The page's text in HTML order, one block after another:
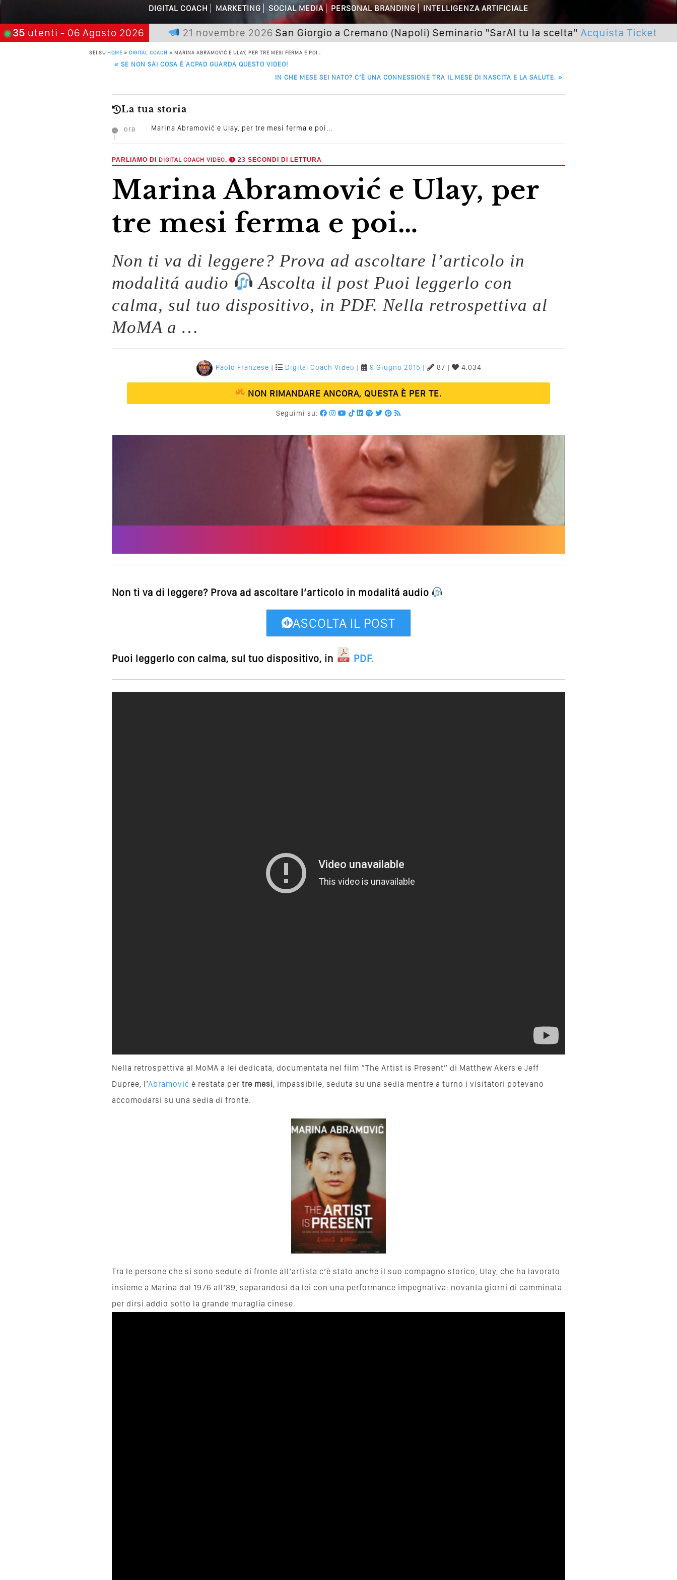
Quali Sono Gli Errori Della Comunicazione Politica? Il Caso Delle Braccia Incrociate
Come Promuoversi Nel Wedding? Il Mio Intervento Per L’Accademia Del Wedding
DIGITAL COACH MARKETING SOCIAL MEDIA PERSONAL BRANDING INTELLIGENZA ARTIFICIALE
35 utenti - 06 Agosto 2026
chi aspetta, scegli: 21 novembre 2026San Giorgio a Cremano (Napoli) Seminario "SarAI tu la scelta" Acquista Ticket
SEI SU HOME » DIGITAL COACH » MARINA ABRAMOVIĆ E ULAY, PER TRE MESI FERMA E POI…
POST NAVIGATION
« SE NON SAI COSA È ACPAD GUARDA QUESTO VIDEO!
IN CHE MESE SEI NATO? C’È UNA CONNESSIONE TRA IL MESE DI NASCITA E LA SALUTE. »
La tua storia
ora Marina Abramović e Ulay, per tre mesi ferma e poi...
PARLIAMO DI DIGITAL COACH VIDEO, 23 SECONDI DI LETTURA
Marina Abramović e Ulay, per
tre mesi ferma e poi…
Non ti va di leggere? Prova ad ascoltare l’articolo in
modalitá audio
Ascolta il post Puoi leggerlo con
calma, sul tuo dispositivo, in PDF. Nella retrospettiva al
MoMA a …
Paolo Franzese | Digital Coach Video | 9 Giugno 2015 | 87 | 4.034
NON RIMANDARE ANCORA, QUESTA È PER TE.
Seguimi su:
Non ti va di leggere? Prova ad ascoltare l’articolo in modalitá audio
ASCOLTA IL POST
Puoi leggerlo con calma, sul tuo dispositivo, in PDF.
Nella retrospettiva al MoMA a lei dedicata, documentata nel film “The Artist is Present” di Matthew Akers e Jeff
Dupree, l’Abramović è restata per tre mesi , impassibile, seduta su una sedia mentre a turno i visitatori potevano
accomodarsi su una sedia di fronte.
Tra le persone che si sono sedute di fronte all’artista c’è stato anche il suo compagno storico, Ulay, che ha lavorato
insieme a Marina dal 1976 all’89, separandosi da lei con una performance impegnativa: novanta giorni di camminata
per dirsi addio sotto la grande muraglia cinese.